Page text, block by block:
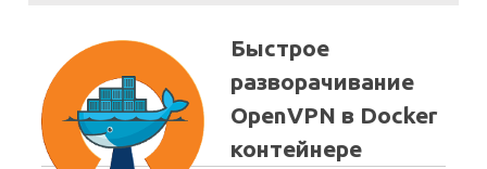
Быстрое
разворачивание
OpenVPN в Docker
контейнере